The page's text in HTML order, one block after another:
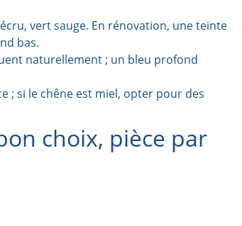
vert sauge. En rénovation, une teinte
bas.
naturellement ; un bleu profond
; si le chêne est miel, opter pour des
choix, pièce par